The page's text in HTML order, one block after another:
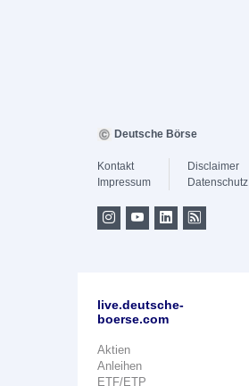
Deutsche Börse
Kontakt
Impressum
Disclaimer
Datenschutz
live.deutsche-
boerse.com
Aktien
Anleihen
ETF/ETP